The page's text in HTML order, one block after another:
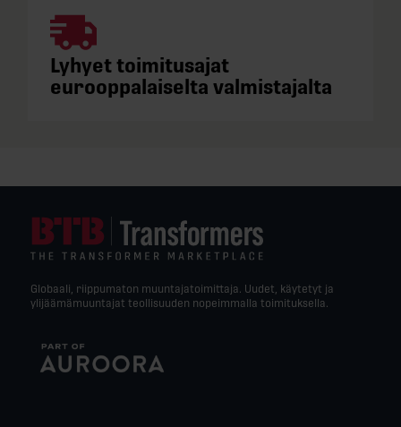
Lyhyet toimitusajat
eurooppalaiselta valmistajalta
Globaali, riippumaton muuntajatoimittaja. Uudet, käytetyt ja
ylijäämämuuntajat teollisuuden nopeimmalla toimituksella.